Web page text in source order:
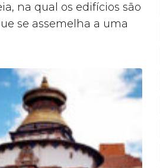
na qual os edifícios são
se assemelha a uma